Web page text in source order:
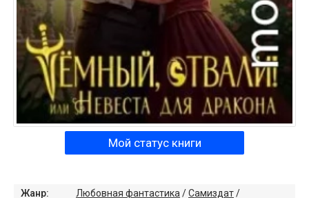
Мой статус книги
Жанр: Любовная фантастика /Самиздат/